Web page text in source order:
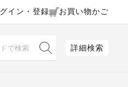
イン・登録 お買い物かご
詳細検索